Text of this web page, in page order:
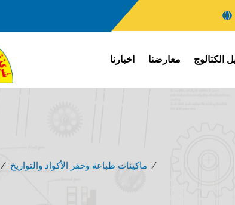
اخبارنا معارضنا الكتالوج
/ ماكينات طباعة وحفر الأكواد والتواريخ /